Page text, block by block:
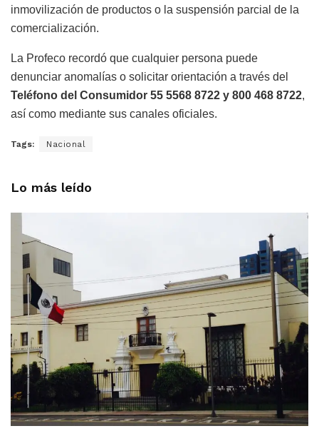
inmovilización de productos o la suspensión parcial de la
comercialización.
La Profeco recordó que cualquier persona puede
denunciar anomalías o solicitar orientación a través del
Teléfono del Consumidor 55 5568 8722 y 800 468 8722,
así como mediante sus canales oficiales.
Tags: Nacional
Lo más leído